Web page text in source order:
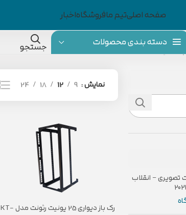
صفحه اصلیتیم مافروشگاهاخبار
دسته بندی محصولات
جستجو 66”
– انقلاب
نمایش 9
12
18
24
رک باز دیواری 25 یونیت رئونت مدل KT-